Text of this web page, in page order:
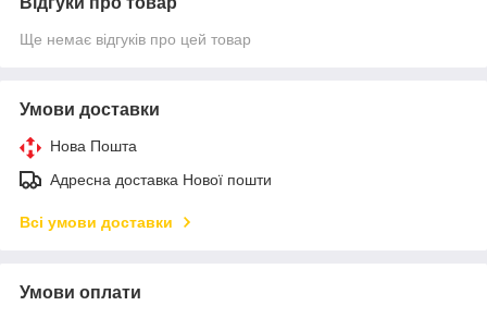
Ще немає відгуків про цей товар
Умови доставки
Нова Пошта
Адресна доставка Нової пошти
Всі умови доставки
Умови оплати